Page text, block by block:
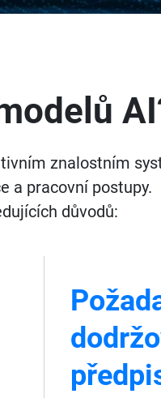
znalostním
a pracovní postupy.
důvodů: